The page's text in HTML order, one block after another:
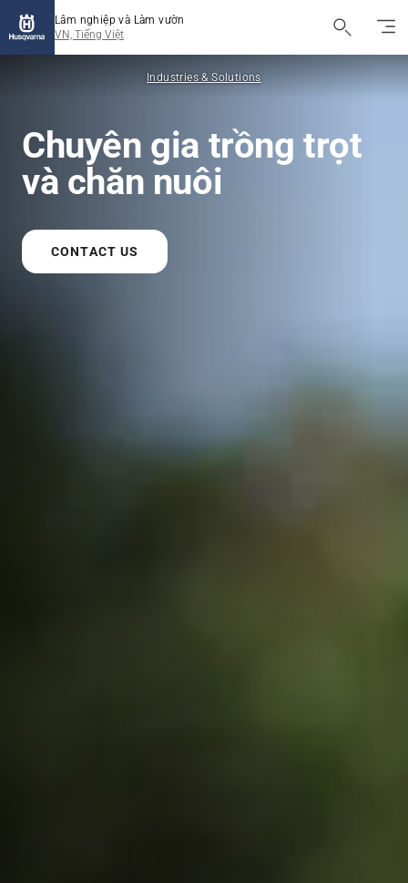
Lâm nghiệp và Làm vườn
VN, Tiếng Việt
Industries & Solutions
Chuyên gia trồng trọt
và chăn nuôi
CONTACT US